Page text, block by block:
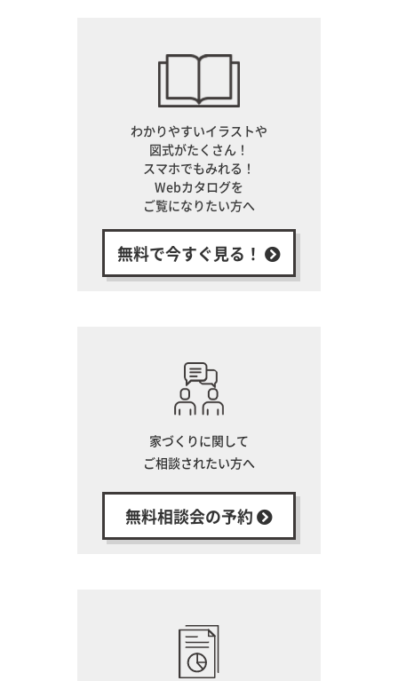
わかりやすいイラストや
図式がたくさん！
スマホでもみれる！
Webカタログを
ご覧になりたい方へ
無料で今すぐ見る！
家づくりに関して
ご相談されたい方へ
無料相談会の予約